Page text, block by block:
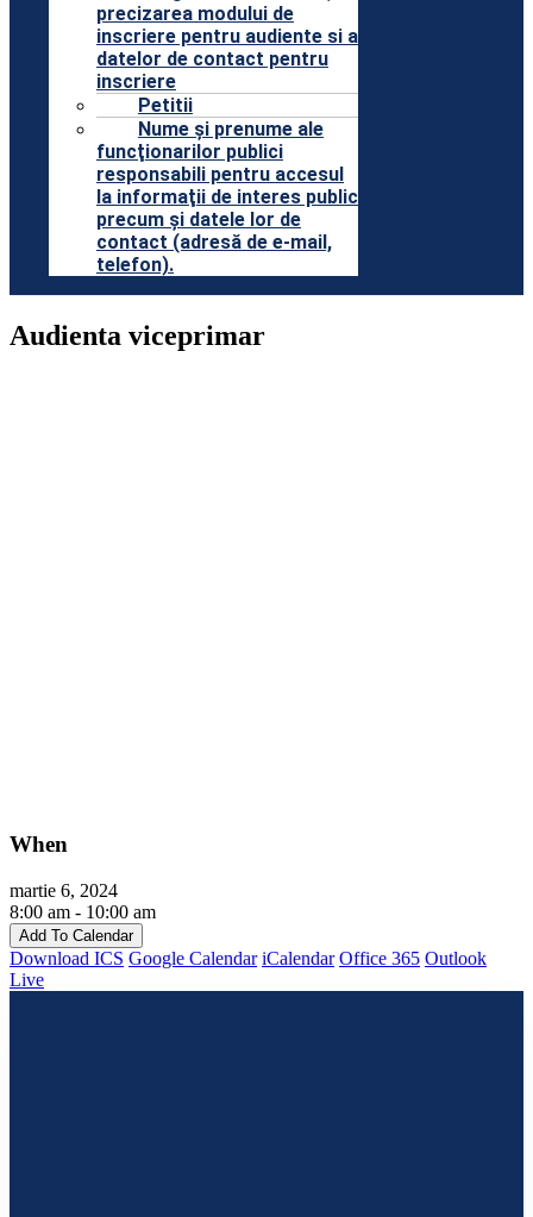
precizarea modului de
inscriere pentru audiente si a
datelor de contact pentru
inscriere
Petitii
Nume şi prenume ale
funcţionarilor publici
responsabili pentru accesul
la informaţii de interes public
precum şi datele lor de
contact (adresă de e-mail,
telefon).
Audienta viceprimar
When
martie 6, 2024
8:00 am - 10:00 am
Add To Calendar
Download ICS Google Calendar iCalendar Office 365 Outlook
Live